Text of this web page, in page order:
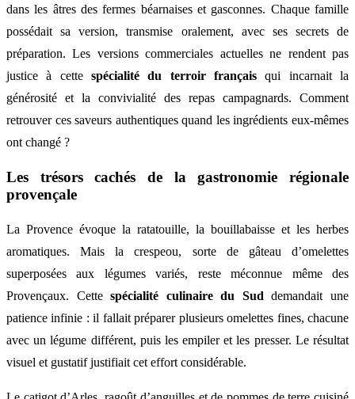
dans les âtres des fermes béarnaises et gasconnes. Chaque famille
possédait sa version, transmise oralement, avec ses secrets de
préparation. Les versions commerciales actuelles ne rendent pas
justice à cette spécialité du terroir français qui incarnait la
générosité et la convivialité des repas campagnards. Comment
retrouver ces saveurs authentiques quand les ingrédients eux-mêmes
ont changé ?
Les trésors cachés de la gastronomie régionale
provençale
La Provence évoque la ratatouille, la bouillabaisse et les herbes
aromatiques. Mais la crespeou, sorte de gâteau d’omelettes
superposées aux légumes variés, reste méconnue même des
Provençaux. Cettespécialité culinaire du Sud demandait une
patience infinie : il fallait préparer plusieurs omelettes fines, chacune
avec un légume différent, puis les empiler et les presser. Le résultat
visuel et gustatif justifiait cet effort considérable.